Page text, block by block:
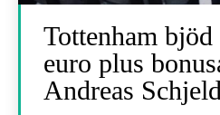
Tottenham
euro plus
Andreas